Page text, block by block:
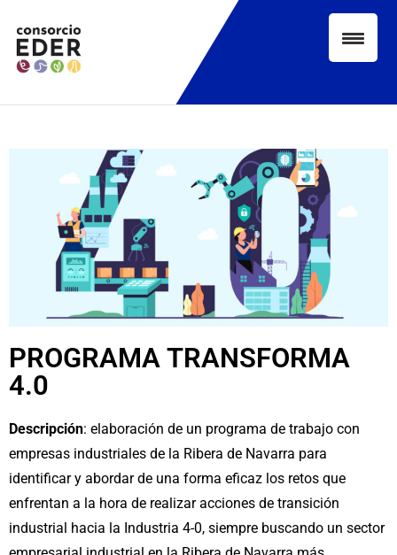
PROGRAMA TRANSFORMA
4.0
Descripción: elaboración de un programa de trabajo con
empresas industriales de la Ribera de Navarra para
identificar y abordar de una forma eficaz los retos que
enfrentan a la hora de realizar acciones de transición
industrial hacia la Industria 4-0, siempre buscando un sector